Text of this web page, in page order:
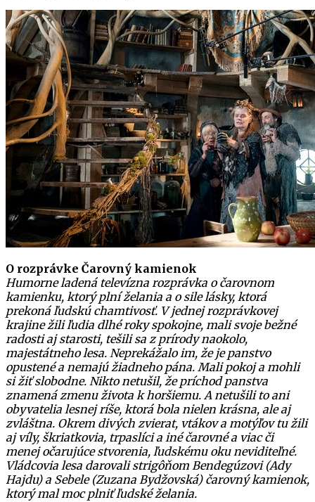
O rozprávke Čarovný kamienok
Humorne ladená televízna rozprávka o čarovnom
kamienku, ktorý plní želania a o sile lásky, ktorá
prekoná ľudskú chamtivosť. V jednej rozprávkovej
krajine žili ľudia dlhé roky spokojne, mali svoje bežné
radosti aj starosti, tešili sa z prírody naokolo,
majestátneho lesa. Neprekážalo im, že je panstvo
opustené a nemajú žiadneho pána. Mali pokoj a mohli
si žiť slobodne. Nikto netušil, že príchod panstva
znamená zmenu života k horšiemu. A netušili to ani
obyvatelia lesnej ríše, ktorá bola nielen krásna, ale aj
zvláštna. Okrem divých zvierat, vtákov a motýľov tu žili
aj víly, škriatkovia, trpaslíci a iné čarovné a viac či
menej očarujúce stvorenia, ľudskému oku neviditeľné.
Vládcovia lesa darovali strigôňom Bendegúzovi (Ady
Hajdu) a Sebele (Zuzana Bydžovská) čarovný kamienok,
ktorý mal moc plniť ľudské želania.